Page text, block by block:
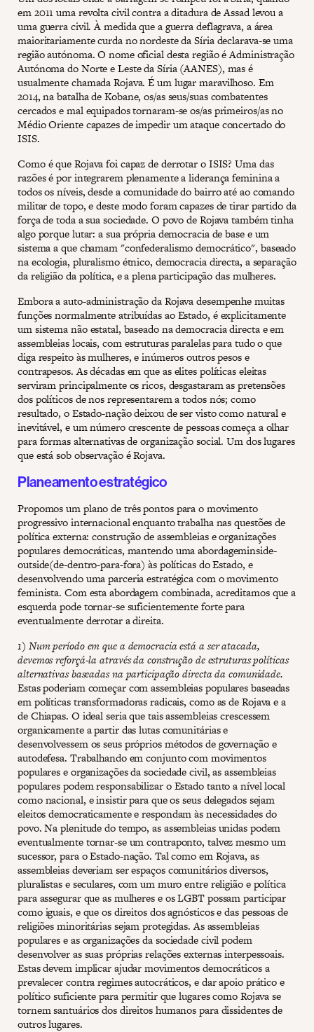
em 2011 uma revolta civil contra a ditadura de Assad levou a
uma guerra civil. À medida que a guerra deflagrava, a área
maioritariamente curda no nordeste da Síria declarava-se uma
região autónoma. O nome oficial desta região é Administração
Autónoma do Norte e Leste da Síria (AANES), mas é
usualmente chamada Rojava. É um lugar maravilhoso. Em
2014, na batalha de Kobane, os/as seus/suas combatentes
cercados e mal equipados tornaram-se os/as primeiros/as no
Médio Oriente capazes de impedir um ataque concertado do
ISIS.
Como é que Rojava foi capaz de derrotar o ISIS? Uma das
razões é por integrarem plenamente a liderança feminina a
todos os níveis, desde a comunidade do bairro até ao comando
militar de topo, e deste modo foram capazes de tirar partido da
força de toda a sua sociedade. O povo de Rojava também tinha
algo porque lutar: a sua própria democracia de base e um
sistema a que chamam "confederalismo democrático", baseado
na ecologia, pluralismo étnico, democracia directa, a separação
da religião da política, e a plena participação das mulheres.
Embora a auto-administração da Rojava desempenhe muitas
funções normalmente atribuídas ao Estado, é explicitamente
um sistema não estatal, baseado na democracia directa e em
assembleias locais, com estruturas paralelas para tudo o que
diga respeito às mulheres, e inúmeros outros pesos e
contrapesos. As décadas em que as elites políticas eleitas
serviram principalmente os ricos, desgastaram as pretensões
dos políticos de nos representarem a todos nós; como
resultado, o Estado-nação deixou de ser visto como natural e
inevitável, e um número crescente de pessoas começa a olhar
para formas alternativas de organização social. Um dos lugares
que está sob observação é Rojava.
Planeamento estratégico
Propomos um plano de três pontos para o movimento
progressivo internacional enquanto trabalha nas questões de
política externa: construção de assembleias e organizações
populares democráticas, mantendo uma abordageminside-
outside(de-dentro-para-fora) às políticas do Estado, e
desenvolvendo uma parceria estratégica com o movimento
feminista. Com esta abordagem combinada, acreditamos que a
esquerda pode tornar-se suficientemente forte para
eventualmente derrotar a direita.
1) Num período em que a democracia está a ser atacada,
devemos reforçá-la através da construção de estruturas políticas
alternativas baseadas na participação directa da comunidade.
Estas poderiam começar com assembleias populares baseadas
em políticas transformadoras radicais, como as de Rojava e a
de Chiapas. O ideal seria que tais assembleias crescessem
organicamente a partir das lutas comunitárias e
desenvolvessem os seus próprios métodos de governação e
autodefesa. Trabalhando em conjunto com movimentos
populares e organizações da sociedade civil, as assembleias
populares podem responsabilizar o Estado tanto a nível local
como nacional, e insistir para que os seus delegados sejam
eleitos democraticamente e respondam às necessidades do
povo. Na plenitude do tempo, as assembleias unidas podem
eventualmente tornar-se um contraponto, talvez mesmo um
sucessor, para o Estado-nação. Tal como em Rojava, as
assembleias deveriam ser espaços comunitários diversos,
pluralistas e seculares, com um muro entre religião e política
para assegurar que as mulheres e os LGBT possam participar
como iguais, e que os direitos dos agnósticos e das pessoas de
religiões minoritárias sejam protegidas. As assembleias
populares e as organizações da sociedade civil podem
desenvolver as suas próprias relações externas interpessoais.
Estas devem implicar ajudar movimentos democráticos a
prevalecer contra regimes autocráticos, e dar apoio prático e
político suficiente para permitir que lugares como Rojava se
tornem santuários dos direitos humanos para dissidentes de
outros lugares.